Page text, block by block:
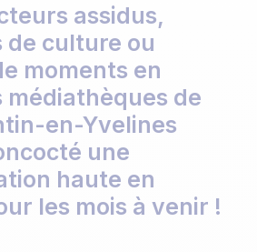
assidus,
de culture ou
moments en
médiathèques de
en-Yvelines
une
haute en
les mois à venir !